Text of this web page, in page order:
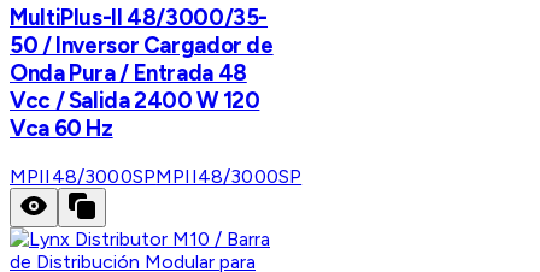
MultiPlus-II 48/3000/35-
50 / Inversor Cargador de
Onda Pura / Entrada 48
Vcc / Salida 2400 W 120
Vca 60 Hz
MPII48/3000SPMPII48/3000SP